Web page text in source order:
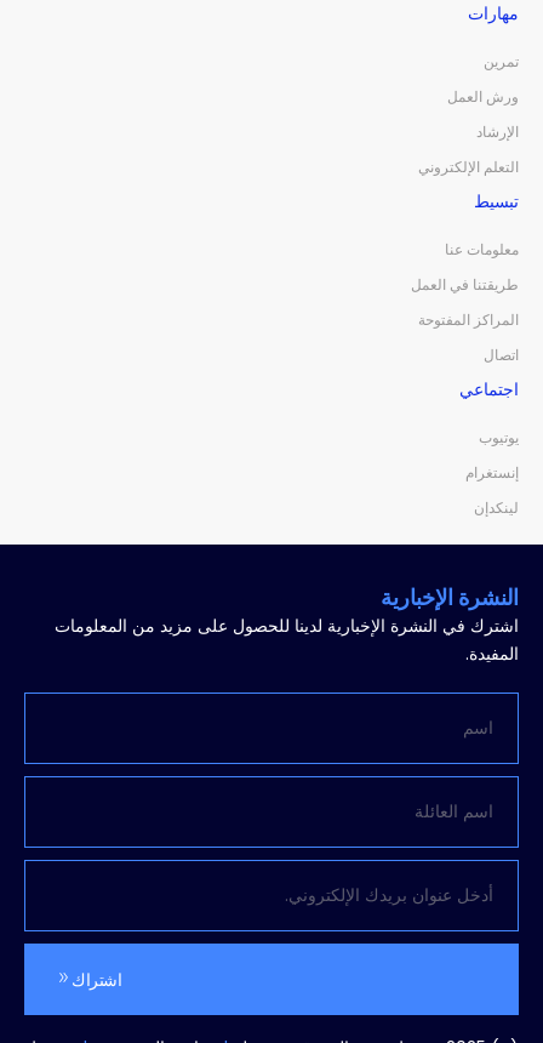
مهارات
تمرين
ورش العمل
الإرشاد
التعلم الإلكتروني
تبسيط
معلومات عنا
طريقتنا في العمل
المراكز المفتوحة
اتصال
اجتماعي
يوتيوب
إنستغرام
لينكدإن
النشرة الإخبارية
اشترك في النشرة الإخبارية لدينا للحصول على مزيد من المعلومات
المفيدة.
اشتراك